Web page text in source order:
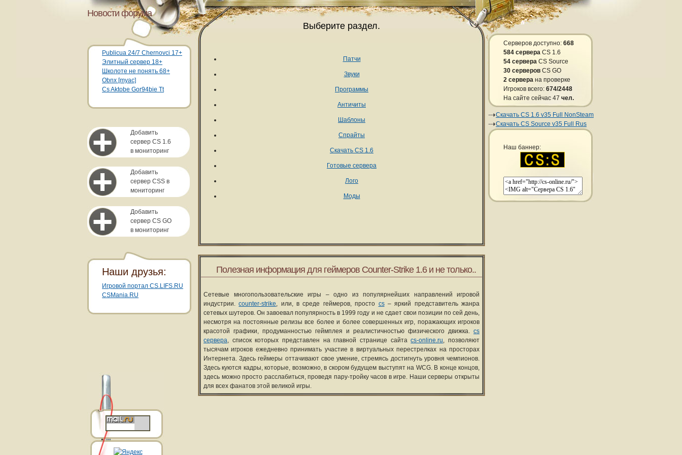
Новости форума
Publicua 24/7 Chernovci 17+
Элитный сервер 18+
Школоте не понять 68+
Obnx [myac]
Cs Aktobe Gor94bie Tt
Добавить
сервер CS 1.6
в мониторинг
Добавить
сервер CSS в
мониторинг
Добавить
сервер CS GO
в мониторинг
Серверов доступно: 668
584 сервера CS 1.6
54 сервера CS Source
30 серверов CS GO
2 сервера на проверке
Игроков всего: 674/2448
На сайте сейчас 47 чел.
Скачать CS 1.6 v35 Full NonSteam
Скачать CS Source v35 Full Rus
Наш баннер:
Выберите раздел.
Патчи
Звуки
Программы
Античиты
Шаблоны
Спрайты
Скачать CS 1.6
Готовые сервера
Лого
Моды
Полезная информация для геймеров Counter-Strike 1.6 и не только..
Сетевые многопользовательские игры – одно из популярнейших направлений игровой
индустрии.counter-strike, или, в среде геймеров, просто cs– яркий представитель жанра
сетевых шутеров. Он завоевал популярность в 1999 году и не сдает свои позиции по сей день,
несмотря на постоянные релизы все более и более совершенных игр, поражающих игроков
красотой графики, продуманностью геймплея и реалистичностью физического движка. cs
сервера, список которых представлен на главной странице сайтаcs-online.ru, позволяют
тысячам игроков ежедневно принимать участие в виртуальных перестрелках на просторах
Интернета. Здесь геймеры оттачивают свое умение, стремясь достигнуть уровня чемпионов.
Здесь куются кадры, которые, возможно, в скором будущем выступят на WCG. В конце концов,
здесь можно просто расслабиться, проведя пару-тройку часов в игре. Наши серверы открыты
для всех фанатов этой великой игры.
Наши друзья:
Игровой портал CS.LIFS.RU
CSMania.RU